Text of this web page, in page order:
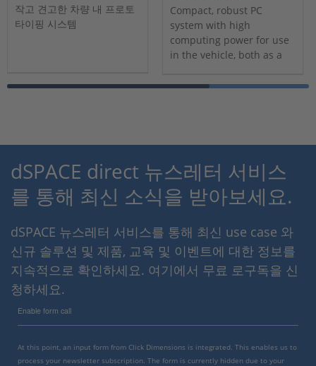
작고 견고한 차량 내 프로토
타이핑 시스템
Compact, robust PC
system with high
computing power for use
in the vehicle, both as a
combination with the
dSPACE direct 뉴스레터 서비스
를 통해 최신 소식을 받아보세요.
dSPACE 뉴스레터 서비스를 통해 최신 use case 와
신규 솔루션 및 제품, 교육 및 이벤트에 대한 정보를
지속적으로 확인하세요. 여기에서 무료 로구독을 신
청하세요.
Enable form call
At this point, an input form from Click Dimensions is integrated. This enables us to
process your newsletter subscription. The form is currently hidden due to your